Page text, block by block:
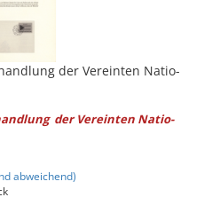
der Ver­ein­ten Na­tio­
der Ver­ein­ten Na­tio­
abweichend)